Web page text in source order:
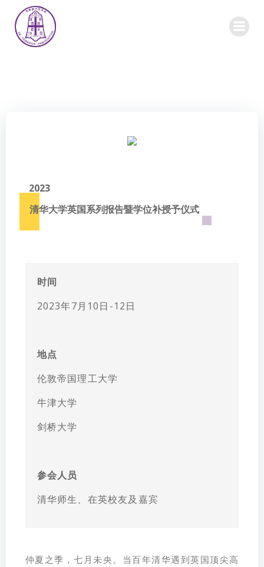
2023
清华大学英国系列报告暨学位补授予仪式
时间
2023年7月10日-12日
地点
伦敦帝国理工大学
牛津大学
剑桥大学
参会人员
清华师生、在英校友及嘉宾
仲夏之季，七月未央。当百年清华遇到英国顶尖高